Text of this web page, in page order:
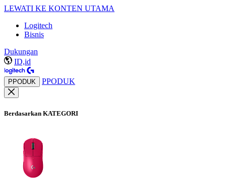
LEWATI KE KONTEN UTAMA
Logitech
Bisnis
Dukungan
ID,id
PPODUK PPODUK
Berdasarkan KATEGORI